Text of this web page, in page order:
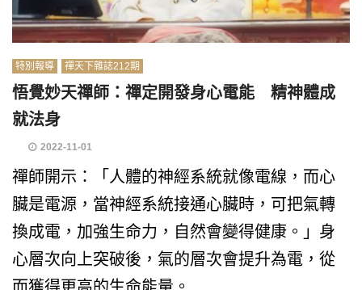
特別報導 禪天下雜誌212期
悟覺妙天禪師：禪定開發身心電能 精神體成
就法身
2022-11-01
禪師開示：「人體的神經系統就像電線，而心
臟是電源，當神經系統接通心臟時，可把氣轉
換成電，加強生命力，自然會變得健康。」身
心層次向上突破後，氣的層次會提升為電，從